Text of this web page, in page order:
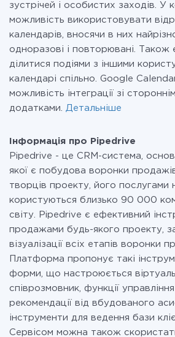
зустрічей і особистих заходів. У
можливість використовувати
календарів, вносячи в них
одноразові і повторювані. Також
ділитися подіями з іншими
календарі спільно. Google
можливість інтеграції зі
додатками. Детальніше
Інформація про Pipedrive
Pipedrive - це CRM-система,
якої є побудова воронки
творців проекту, його послугами
користуються близько 90 000
світу. Pipedrive є ефективний
продажами будь-якого проекту,
візуалізації всіх етапів воронки
Платформа пропонує такі
форми, що настроюється
співрозмовник, функції управління
рекомендації від вбудованого
інструменти для ведення бази
Сервісом можна також